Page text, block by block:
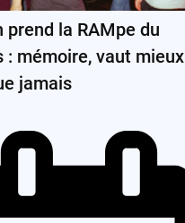
prend la RAMpe du
: mémoire, vaut mieux
jamais